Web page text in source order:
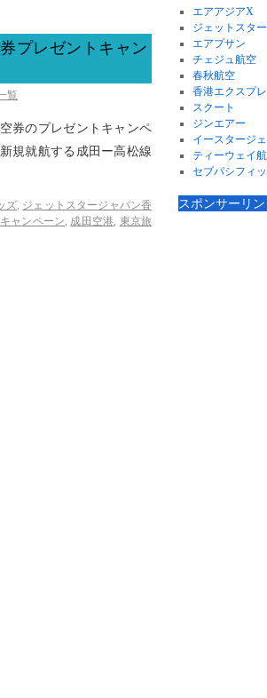
プレゼントキャン
覧
券のプレゼントキャンペ
規就航する成田ー高松線
ズ, ジェットスタージャパン香
ャンペーン, 成田空港, 東京旅
エアアジアX
ジェットスター
エアプサン
チェジュ航空
春秋航空
香港エクスプ
スクート
ジンエアー
イースタージ
ティーウェイ
セブパシフィ
スポンサーリン